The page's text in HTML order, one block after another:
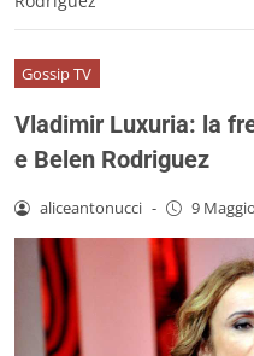
Gossip TV
Vladimir Luxuria: la
e Belen Rodriguez
aliceantonucci - 9